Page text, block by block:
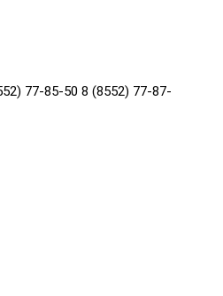
77-85-50 8 (8552) 77-87-